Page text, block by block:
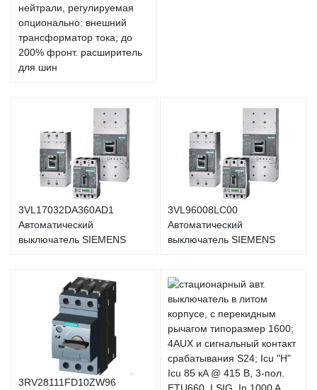
нейтрали, регулируемая
опционально: внешний
трансформатор тока; до
200% фронт. расширитель
для шин
3VL17032DA360AD1
Автоматический
выключатель SIEMENS
3VL96008LC00
Автоматический
выключатель SIEMENS
3RV28111FD10ZW96